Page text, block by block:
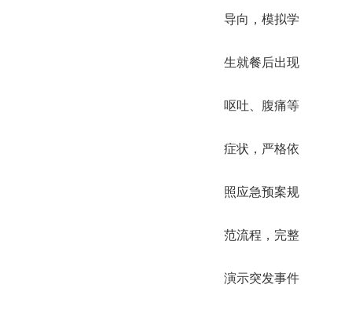
导向，模拟学
生就餐后出现
呕吐、腹痛等
症状，严格依
照应急预案规
范流程，完整
演示突发事件